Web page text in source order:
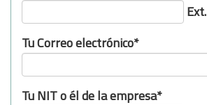
Ext.
Tu Correo electrónico*
Tu NIT o él de la empresa*